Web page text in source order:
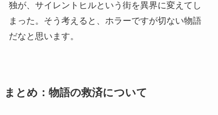
独が、サイレントヒルという街を異界に変えてし
まった。そう考えると、ホラーですが切ない物語
だなと思います。
まとめ：物語の救済について